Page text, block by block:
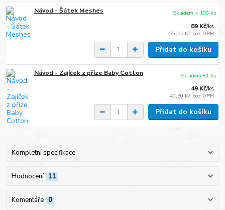
Návod - Šátek Meshes
89 Kč/ks
73,55 Kč bez DPH
Skladem > 100 ks
Přidat do košíku
Návod - Zajíček z příze Baby Cotton
49 Kč/ks
40,50 Kč bez DPH
Skladem 81 ks
Přidat do košíku
Kompletní specifikace
Hodnocení 11
Komentáře 0